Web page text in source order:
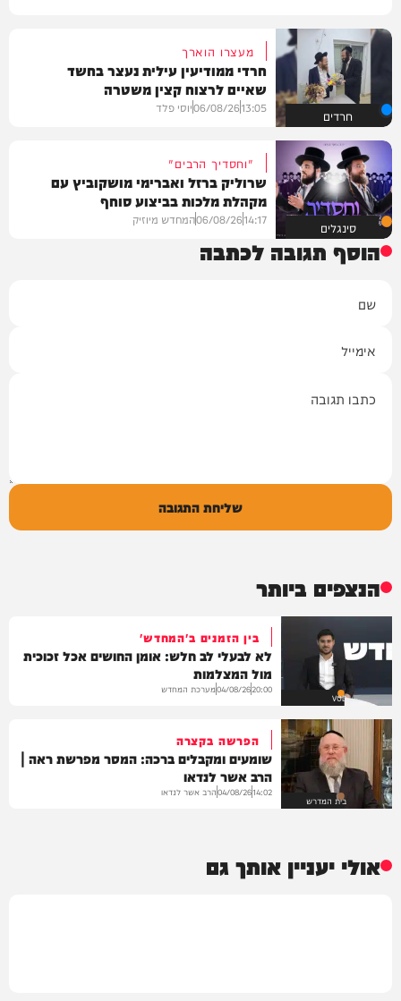
חרדים
מעצרו הוארך
חרדי ממודיעין עילית נעצר בחשד
שאיים לרצוח קצין משטרה
13:05
06/08/26יוסי פלד
סינגלים
"וחסדיך הרבים"
שרוליק ברזל ואברימי מושקוביץ עם
מקהלת מלכות בביצוע סוחף
14:17
06/08/26המחדש מיוזיק
הוסף תגובה לכתבה
שליחת התגובה
הנצפים ביותר
VOD
בין הזמנים ב'המחדש'
לא לבעלי לב חלש: אומן החושים אכל זכוכית
מול המצלמות
20:00
04/08/26מערכת המחדש
בית המדרש
הפרשה בקצרה
שומעים ומקבלים ברכה: המסר מפרשת ראה |
הרב אשר לנדאו
14:02
04/08/26הרב אשר לנדאו
אולי יעניין אותך גם